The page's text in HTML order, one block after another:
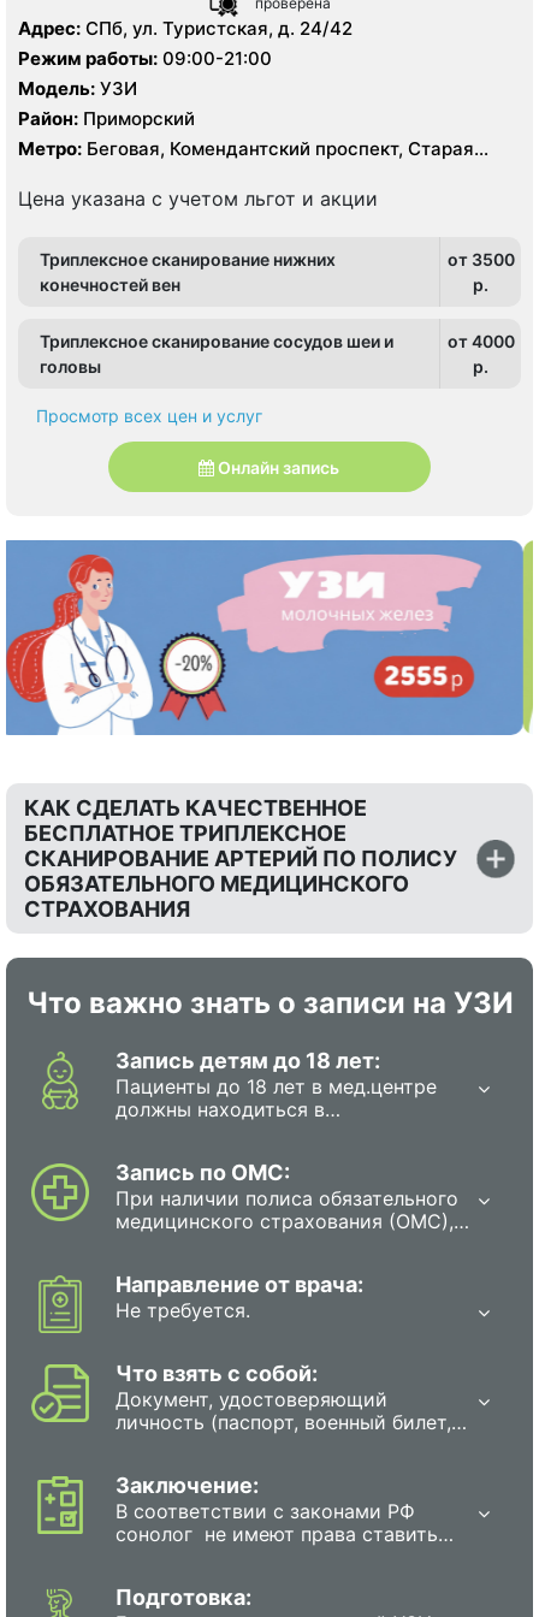
Адрес: СПб, ул. Туристcкая, д. 24/42
Режим работы: 09:00-21:00
Модель: УЗИ
Район: Приморский
Метро: Беговая, Комендантский проспект, Старая
Цена указана с учетом льгот и акции
Триплексное сканирование нижних
конечностей вен
от 3500
p.
Триплексное сканирование сосудов шеи и
головы
от 4000
p.
Просмотр всех цен и услуг
Онлайн запись
КАК СДЕЛАТЬ КАЧЕСТВЕННОЕ
БЕСПЛАТНОЕ ТРИПЛЕКСНОЕ
СКАНИРОВАНИЕ АРТЕРИЙ ПО ПОЛИСУ
ОБЯЗАТЕЛЬНОГО МЕДИЦИНСКОГО
СТРАХОВАНИЯ
Что важно знать о записи на УЗИ
Запись детям до 18 лет:
Пациенты до 18 лет в мед.центре
должны находиться в
Запись по ОМС:
При наличии полиса обязательного
медицинского страхования (ОМС),
обследования бесплатно. Для этого
необходимо записаться на
из перечисленных способов: в
регистратуре поликлиники, с
помощью специального терминала,
по единому телефону для записи
по Вашему району, электронная
запись через сайт Госуслуги.
Направление от врача:
Не требуется.
Что взять с собой:
Документ, удостоверяющий
личность (паспорт, военный билет,
несовершеннолетние дети (до 18
лет) должны прийти на
исследование в сопровождении
из медицинских карт, заключения
Заключение:
В соответствии с законами РФ
сонолог не имеют права ставить
рекомендовать хирургические
Подготовка: